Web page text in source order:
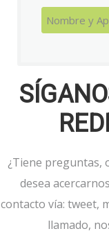
¿Tiene preguntas,
desea
contacto vía: tweet,
llamado,